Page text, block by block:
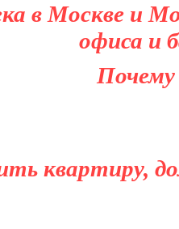
в Москве и
офиса и
квартиру,